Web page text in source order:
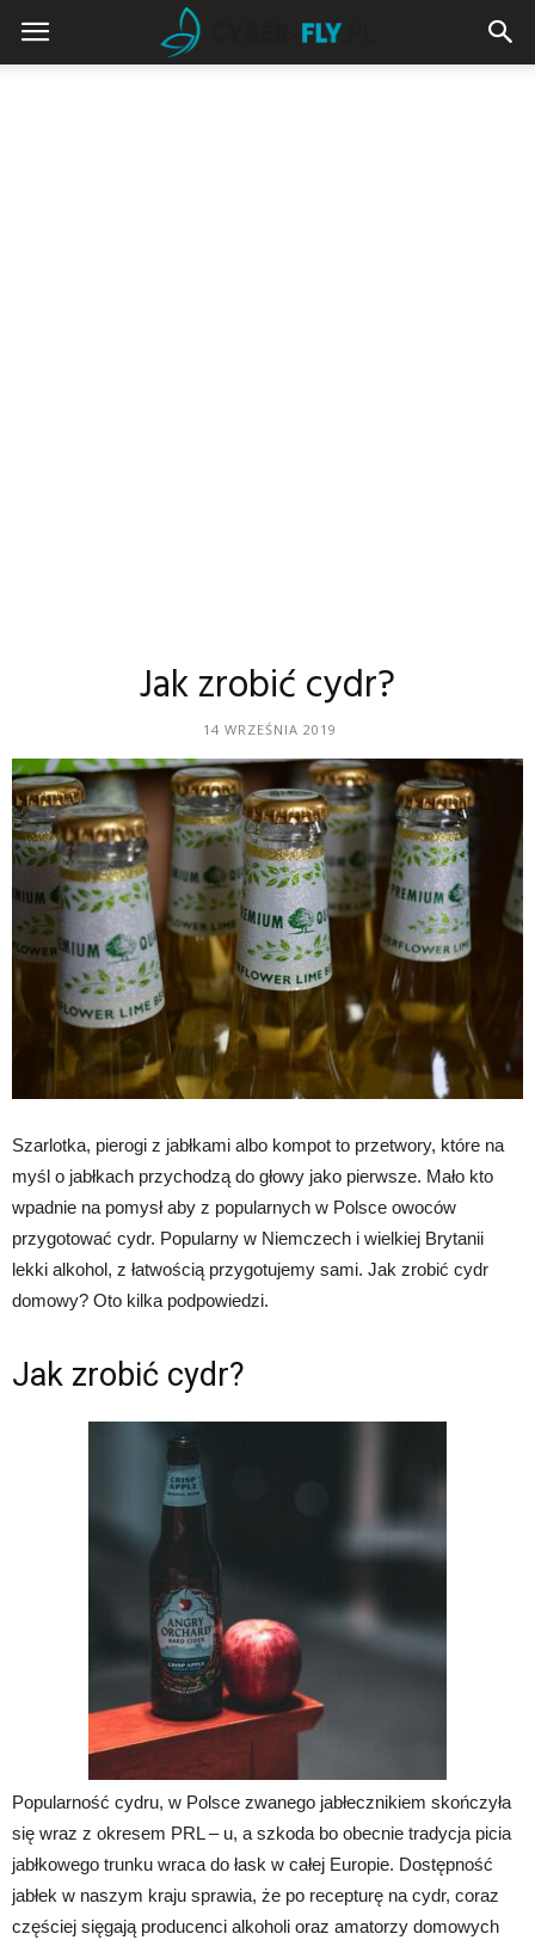
cyber-
Jak zrobić cydr?
14 WRZEŚNIA 2019
Szarlotka, pierogi z jabłkami albo kompot to przetwory, które na
myśl o jabłkach przychodzą do głowy jako pierwsze. Mało kto
wpadnie na pomysł aby z popularnych w Polsce owoców
przygotować cydr. Popularny w Niemczech i wielkiej Brytanii
lekki alkohol, z łatwością przygotujemy sami. Jak zrobić cydr
domowy? Oto kilka podpowiedzi.
Jak zrobić cydr?
Popularność cydru, w Polsce zwanego jabłecznikiem skończyła
się wraz z okresem PRL – u, a szkoda bo obecnie tradycja picia
jabłkowego trunku wraca do łask w całej Europie. Dostępność
jabłek w naszym kraju sprawia, że po recepturę na cydr, coraz
częściej sięgają producenci alkoholi oraz amatorzy domowych